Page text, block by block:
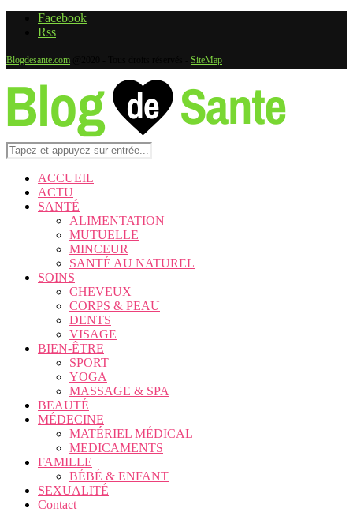
Facebook
Rss
Blogdesante.com SiteMap
ACCUEIL
ACTU
SANTÉ
ALIMENTATION
MUTUELLE
MINCEUR
SANTÉ AU NATUREL
SOINS
CHEVEUX
CORPS & PEAU
DENTS
VISAGE
BIEN-ÊTRE
SPORT
YOGA
MASSAGE & SPA
BEAUTÉ
MÉDECINE
MATÉRIEL MÉDICAL
MEDICAMENTS
FAMILLE
BÉBÉ & ENFANT
SEXUALITÉ
Contact